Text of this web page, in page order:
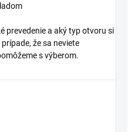
prevedenie a aký typ otvoru si
že sa neviete
s výberom.